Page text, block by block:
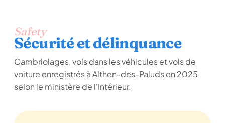
Safety
Sécurité et délinquance
Cambriolages, vols dans les véhicules et vols de
voiture enregistrés à Althen-des-Paluds en 2025
selon le ministère de l'Intérieur.